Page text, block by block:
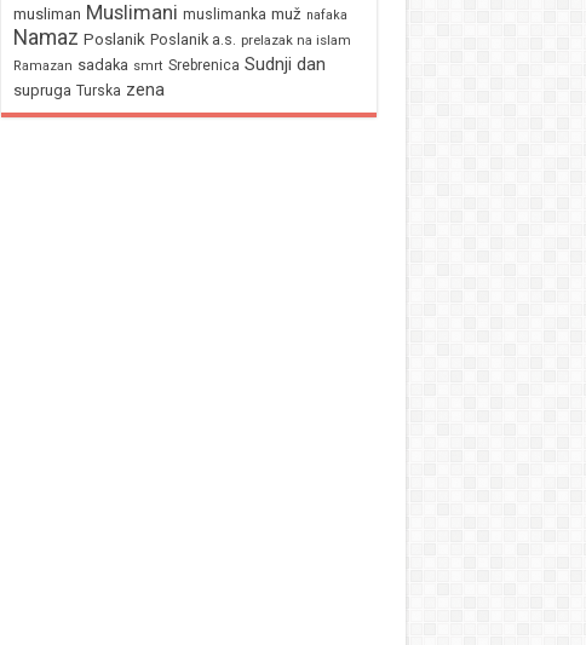
musliman Muslimani muslimanka muž nafaka
Namaz Poslanik Poslanik a.s. prelazak na islam
Ramazan sadaka smrt Srebrenica Sudnji dan
supruga Turska zena